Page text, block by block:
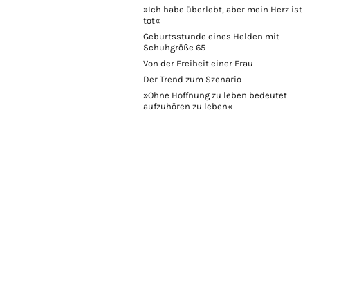
»Ich habe überlebt, aber mein Herz ist
tot«
Geburtsstunde eines Helden mit
Schuhgröße 65
Von der Freiheit einer Frau
Der Trend zum Szenario
»Ohne Hoffnung zu leben bedeutet
aufzuhören zu leben«